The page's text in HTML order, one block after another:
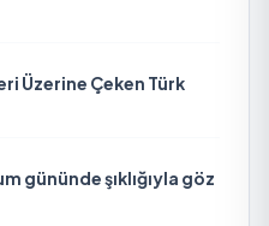
Üzerine Çeken Türk
gününde şıklığıyla göz